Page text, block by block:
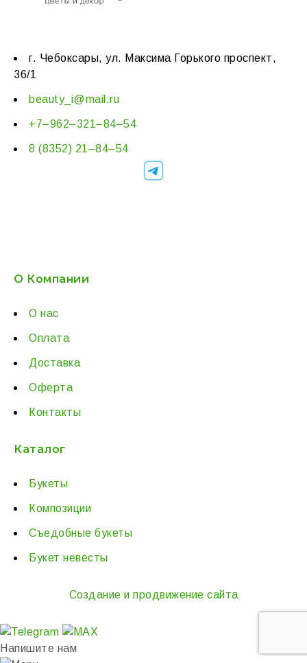
г. Чебоксары, ул. Максима Горького проспект,
36/1
beauty_i@mail.ru
+7–962–321–84–54
8 (8352) 21–84–54
О Компании
О нас
Оплата
Доставка
Оферта
Контакты
Каталог
Букеты
Композиции
Съедобные букеты
Букет невесты
Создание и продвижение сайта
Напишите нам